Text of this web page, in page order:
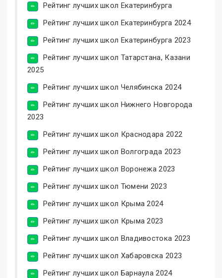
Рейтинг лучших школ Екатеринбурга
Рейтинг лучших школ Екатеринбурга 2024
Рейтинг лучших школ Екатеринбурга 2023
Рейтинг лучших школ Татарстана, Казани
2025
Рейтинг лучших школ Челябинска 2024
Рейтинг лучших школ Нижнего Новгорода
2023
Рейтинг лучших школ Краснодара 2022
Рейтинг лучших школ Волгограда 2023
Рейтинг лучших школ Воронежа 2023
Рейтинг лучших школ Тюмени 2023
Рейтинг лучших школ Крыма 2024
Рейтинг лучших школ Крыма 2023
Рейтинг лучших школ Владивостока 2023
Рейтинг лучших школ Хабаровска 2023
Рейтинг лучших школ Барнаула 2024